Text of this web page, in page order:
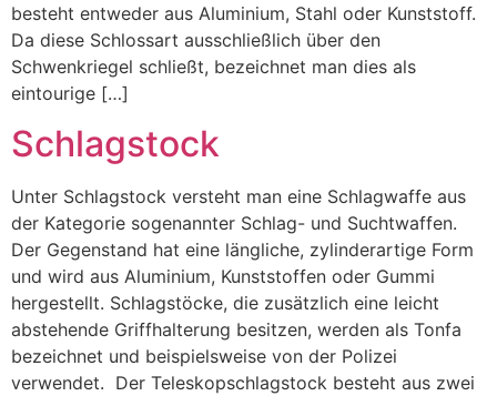
besteht entweder aus Aluminium, Stahl oder Kunststoff.
Da diese Schlossart ausschließlich über den
Schwenkriegel schließt, bezeichnet man dies als
eintourige […]
Schlagstock
Unter Schlagstock versteht man eine Schlagwaffe aus
der Kategorie sogenannter Schlag- und Suchtwaffen.
Der Gegenstand hat eine längliche, zylinderartige Form
und wird aus Aluminium, Kunststoffen oder Gummi
hergestellt. Schlagstöcke, die zusätzlich eine leicht
abstehende Griffhalterung besitzen, werden als Tonfa
bezeichnet und beispielsweise von der Polizei
verwendet. Der Teleskopschlagstock besteht aus zwei